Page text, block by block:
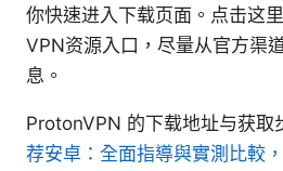
你快速进入下载页面。点击这
VPN资源入口，尽量从官方渠
息。
ProtonVPN 的下载地址与获取
荐安卓：全面指導與實測比較